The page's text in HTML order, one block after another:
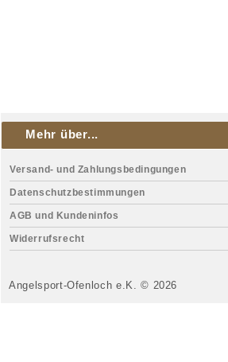
Mehr über...
Versand- und Zahlungsbedingungen
Datenschutzbestimmungen
AGB und Kundeninfos
Widerrufsrecht
Angelsport-Ofenloch e.K. © 2026